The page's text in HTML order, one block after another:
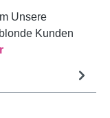
Unsere
Kunden